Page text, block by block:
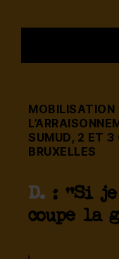
MOBILISATION
SUMUD, 2 ET
BRUXELLES
D.: “Si je
coupe la